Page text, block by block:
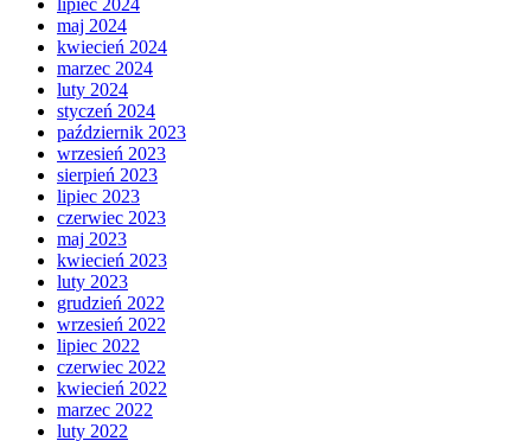
lipiec 2024
maj 2024
kwiecień 2024
marzec 2024
luty 2024
styczeń 2024
październik 2023
wrzesień 2023
sierpień 2023
lipiec 2023
czerwiec 2023
maj 2023
kwiecień 2023
luty 2023
grudzień 2022
wrzesień 2022
lipiec 2022
czerwiec 2022
kwiecień 2022
marzec 2022
luty 2022